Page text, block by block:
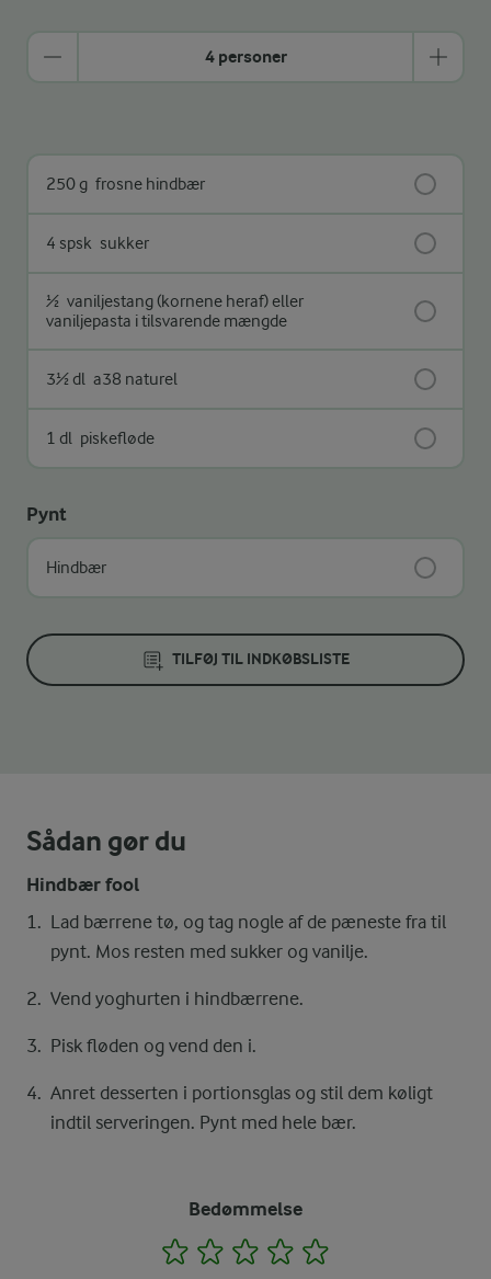
4 personer
250 g frosne hindbær
4 spsk sukker
½ vaniljestang (kornene heraf) eller
vaniljepasta i tilsvarende mængde
3½ dl a38 naturel
1 dl piskefløde
Pynt
Hindbær
TILFØJ TIL INDKØBSLISTE
Sådan gør du
Hindbær fool
Lad bærrene tø, og tag nogle af de pæneste fra til
pynt. Mos resten med sukker og vanilje.
Vend yoghurten i hindbærrene.
Pisk fløden og vend den i.
Anret desserten i portionsglas og stil dem køligt
indtil serveringen. Pynt med hele bær.
Bedømmelse
1 2 3 4